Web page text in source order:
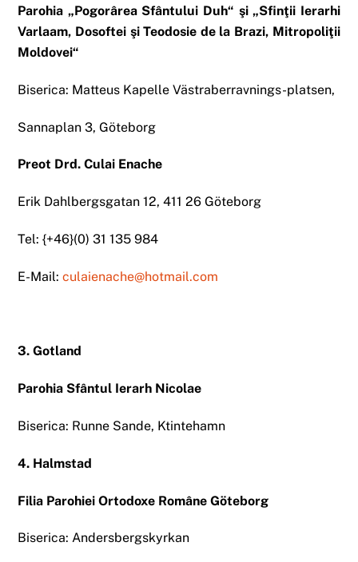
Parohia „Pogorârea Sfântului Duh“ şi „Sfinţii Ierarhi
Varlaam, Dosoftei şi Teodosie de la Brazi, Mitropoliţii
Moldovei“
Biserica: Matteus Kapelle Västraberravnings-platsen,
Sannaplan 3, Göteborg
Preot Drd. Culai Enache
Erik Dahlbergsgatan 12, 411 26 Göteborg
Tel: {+46}(0) 31 135 984
E-Mail:culaienache@hotmail.com
3. Gotland
Parohia Sfântul Ierarh Nicolae
Biserica: Runne Sande, Ktintehamn
4. Halmstad
Filia Parohiei Ortodoxe Române Göteborg
Biserica: Andersbergskyrkan